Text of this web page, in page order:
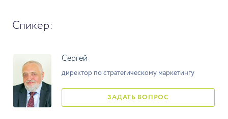
Спикер:
Сергей
директор по стратегическому маркетингу
ЗАДАТЬ ВОПРОС